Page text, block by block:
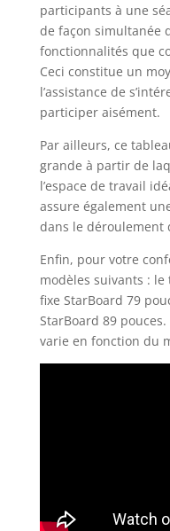
participants à une
de façon simultanée
fonctionnalités que
Ceci constitue un
l’assistance de
participer aisément.
Par ailleurs, ce
grande à partir de
l’espace de travail
assure également
dans le déroulement
Enfin, pour votre
modèles suivants :
fixe StarBoard 79
StarBoard 89
varie en fonction du